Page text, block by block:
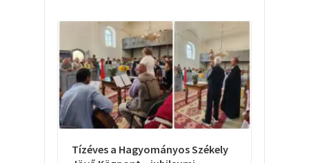
Tízéves a Hagyományos Székely